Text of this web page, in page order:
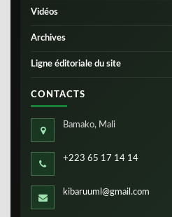
Vidéos
Archives
Ligne éditoriale du site
CONTACTS
Bamako, Mali
+223 65 17 14 14
kibaruuml@gmail.com